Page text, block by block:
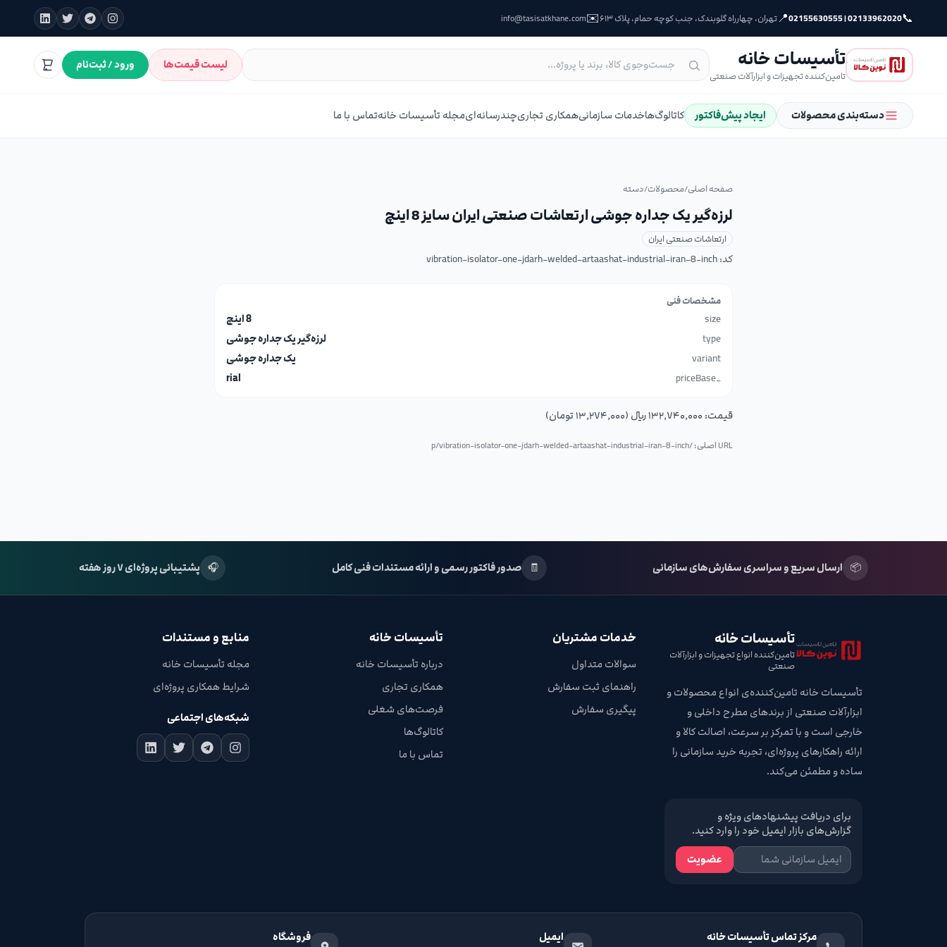
📞
02133962020 | 02155630555
📍تهران، چهارراه گلوبندک، جنب کوچه حمام، پلاک ۶۱۳ ✉️
info@tasisatkhane.com
تأسیسات خانه
تامین‌کننده تجهیزات و ابزارآلات صنعتی
لیست قیمت‌ها ورود / ثبت‌نام
دسته‌بندی محصولات ایجاد پیش‌فاکتور کاتالوگ‌هاخدمات سازمانیهمکاری تجاریچندرسانه‌ایمجله تأسیسات خانهتماس با ما
صفحه اصلی/محصولات/دسته
لرزه‌گیر یک جداره جوشی ارتعاشات صنعتی ایران سایز 8 اینچ
ارتعاشات صنعتی ایران
کد:vibration-isolator-one-jdarh-welded-artaashat-industrial-iran-8-inch
مشخصات فنی
size
8 اینچ
type
لرزه‌گیر یک جداره جوشی
variant
یک جداره جوشی
_priceBase
rial
قیمت: ۱۳۲٬۷۴۰٬۰۰۰ ریال (۱۳٬۲۷۴٬۰۰۰ تومان)
URL اصلی: /p/ vibration-isolator-one-jdarh-welded-artaashat-industrial-iran-8-inch
📦 ارسال سریع و سراسری سفارش‌های سازمانی 🧾 صدور فاکتور رسمی و ارائه مستندات فنی کامل 🎧 پشتیبانی پروژه‌ای ۷ روز هفته
تأسیسات خانه
تامین‌کننده انواع تجهیزات و ابزارآلات
صنعتی
تأسیسات خانه تامین‌کننده‌ی انواع محصولات و
ابزارآلات صنعتی از برندهای مطرح داخلی و
خارجی است و با تمرکز بر سرعت، اصالت کالا و
ارائه راهکارهای پروژه‌ای، تجربه خرید سازمانی را
ساده و مطمئن می‌کند.
برای دریافت پیشنهادهای ویژه و
گزارش‌های بازار ایمیل خود را وارد کنید.
عضویت
خدمات مشتریان
سوالات متداول
راهنمای ثبت سفارش
پیگیری سفارش
تأسیسات خانه
درباره تأسیسات خانه
همکاری تجاری
فرصت‌های شغلی
کاتالوگ‌ها
تماس با ما
منابع و مستندات
مجله تأسیسات خانه
شرایط همکاری پروژه‌ای
شبکه‌های اجتماعی
مرکز تماس تأسیسات خانه ایمیل فروشگاه